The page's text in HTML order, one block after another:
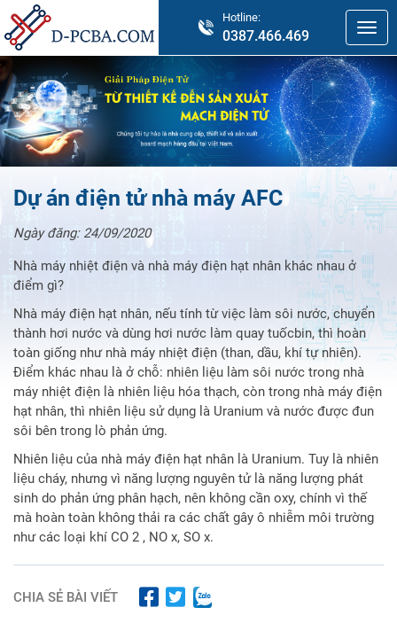
Hotline:
0387.466.469
Dự án điện tử nhà máy AFC
Ngày đăng: 24/09/2020
Nhà máy nhiệt điện và nhà máy điện hạt nhân khác nhau ở
điểm gì?
Nhà máy điện hạt nhân, nếu tính từ việc làm sôi nước, chuyển
thành hơi nước và dùng hơi nước làm quay tuốcbin, thì hoàn
toàn giống như nhà máy nhiệt điện (than, dầu, khí tự nhiên).
Điểm khác nhau là ở chỗ: nhiên liệu làm sôi nước trong nhà
máy nhiệt điện là nhiên liệu hóa thạch, còn trong nhà máy điện
hạt nhân, thì nhiên liệu sử dụng là Uranium và nước được đun
sôi bên trong lò phản ứng.
Nhiên liệu của nhà máy điện hạt nhân là Uranium. Tuy là nhiên
liệu cháy, nhưng vì năng lượng nguyên tử là năng lượng phát
sinh do phản ứng phân hạch, nên không cần oxy, chính vì thế
mà hoàn toàn không thải ra các chất gây ô nhiễm môi trường
như các loại khí CO 2 , NO x, SO x.
CHIA SẺ BÀI VIẾT